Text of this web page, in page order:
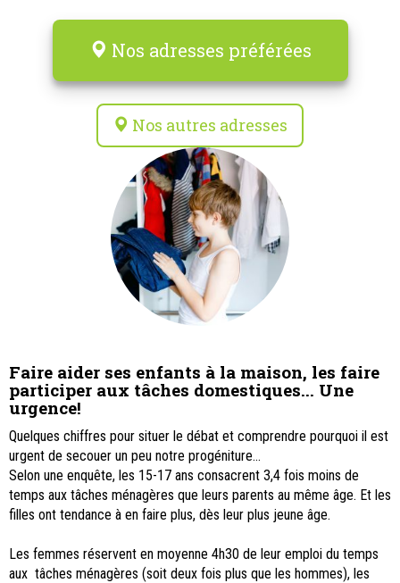
Nos adresses préférées
Nos autres adresses
Faire aider ses enfants à la maison, les faire
participer aux tâches domestiques... Une
urgence!
Quelques chiffres pour situer le débat et comprendre pourquoi il est
urgent de secouer un peu notre progéniture...
Selon une enquête, les 15-17 ans consacrent 3,4 fois moins de
temps aux tâches ménagères que leurs parents au même âge. Et les
filles ont tendance à en faire plus, dès leur plus jeune âge.
Les femmes réservent en moyenne 4h30 de leur emploi du temps
aux tâches ménagères (soit deux fois plus que les hommes), les